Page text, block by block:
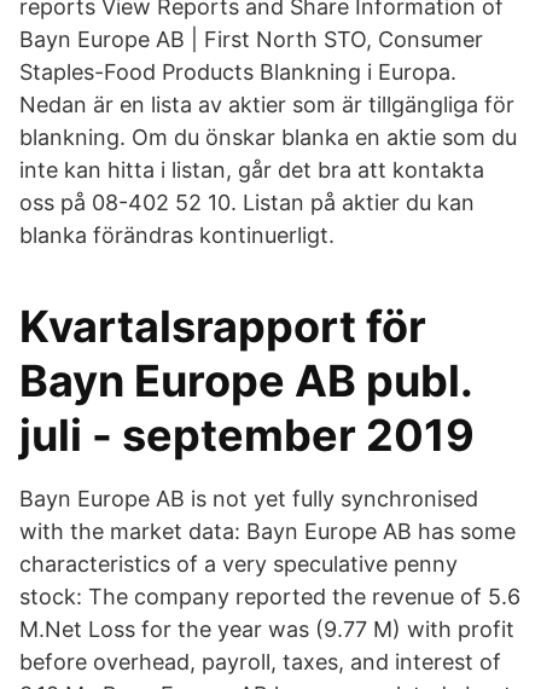
reports View Reports and Share Information of
Bayn Europe AB | First North STO, Consumer
Staples-Food Products Blankning i Europa.
Nedan är en lista av aktier som är tillgängliga för
blankning. Om du önskar blanka en aktie som du
inte kan hitta i listan, går det bra att kontakta
oss på 08-402 52 10. Listan på aktier du kan
blanka förändras kontinuerligt.
Kvartalsrapport för
Bayn Europe AB publ.
juli - september 2019
Bayn Europe AB is not yet fully synchronised
with the market data: Bayn Europe AB has some
characteristics of a very speculative penny
stock: The company reported the revenue of 5.6
M.Net Loss for the year was (9.77 M) with profit
before overhead, payroll, taxes, and interest of